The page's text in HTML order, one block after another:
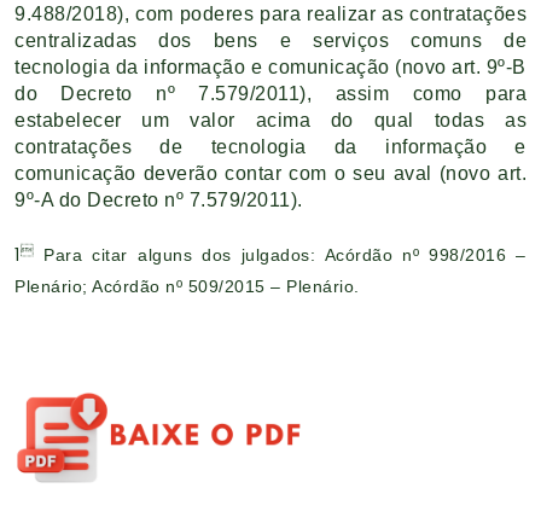
9.488/2018), com poderes para realizar as contratações
centralizadas dos bens e serviços comuns de
tecnologia da informação e comunicação (novo art. 9º-B
do Decreto nº 7.579/2011), assim como para
estabelecer um valor acima do qual todas as
contratações de tecnologia da informação e
comunicação deverão contar com o seu aval (novo art.
9º-A do Decreto nº 7.579/2011).
1
Para citar alguns dos julgados: Acórdão nº 998/2016 –
Plenário; Acórdão nº 509/2015 – Plenário.